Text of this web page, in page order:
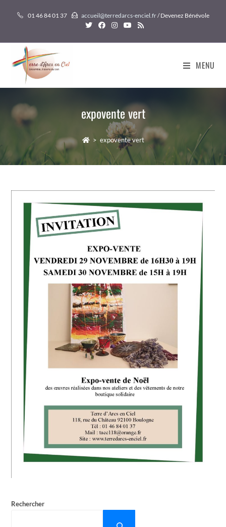
01 46 84 01 37 accueil@terredarcs-enciel.fr/ Devenez Bénévole
MENU
expovente vert
> expovente vert
Rechercher